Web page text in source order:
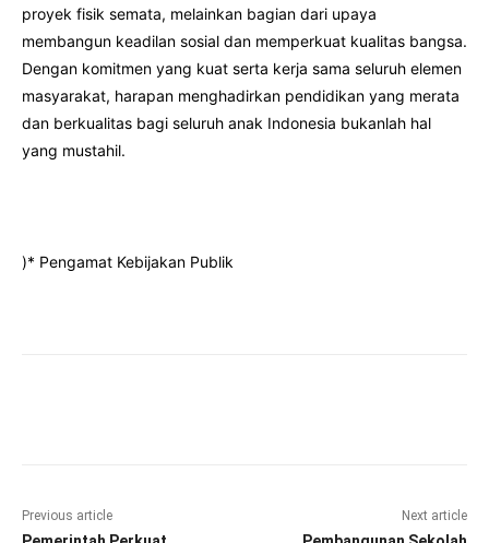
proyek fisik semata, melainkan bagian dari upaya
membangun keadilan sosial dan memperkuat kualitas bangsa.
Dengan komitmen yang kuat serta kerja sama seluruh elemen
masyarakat, harapan menghadirkan pendidikan yang merata
dan berkualitas bagi seluruh anak Indonesia bukanlah hal
yang mustahil.
)* Pengamat Kebijakan Publik
Previous article Next article